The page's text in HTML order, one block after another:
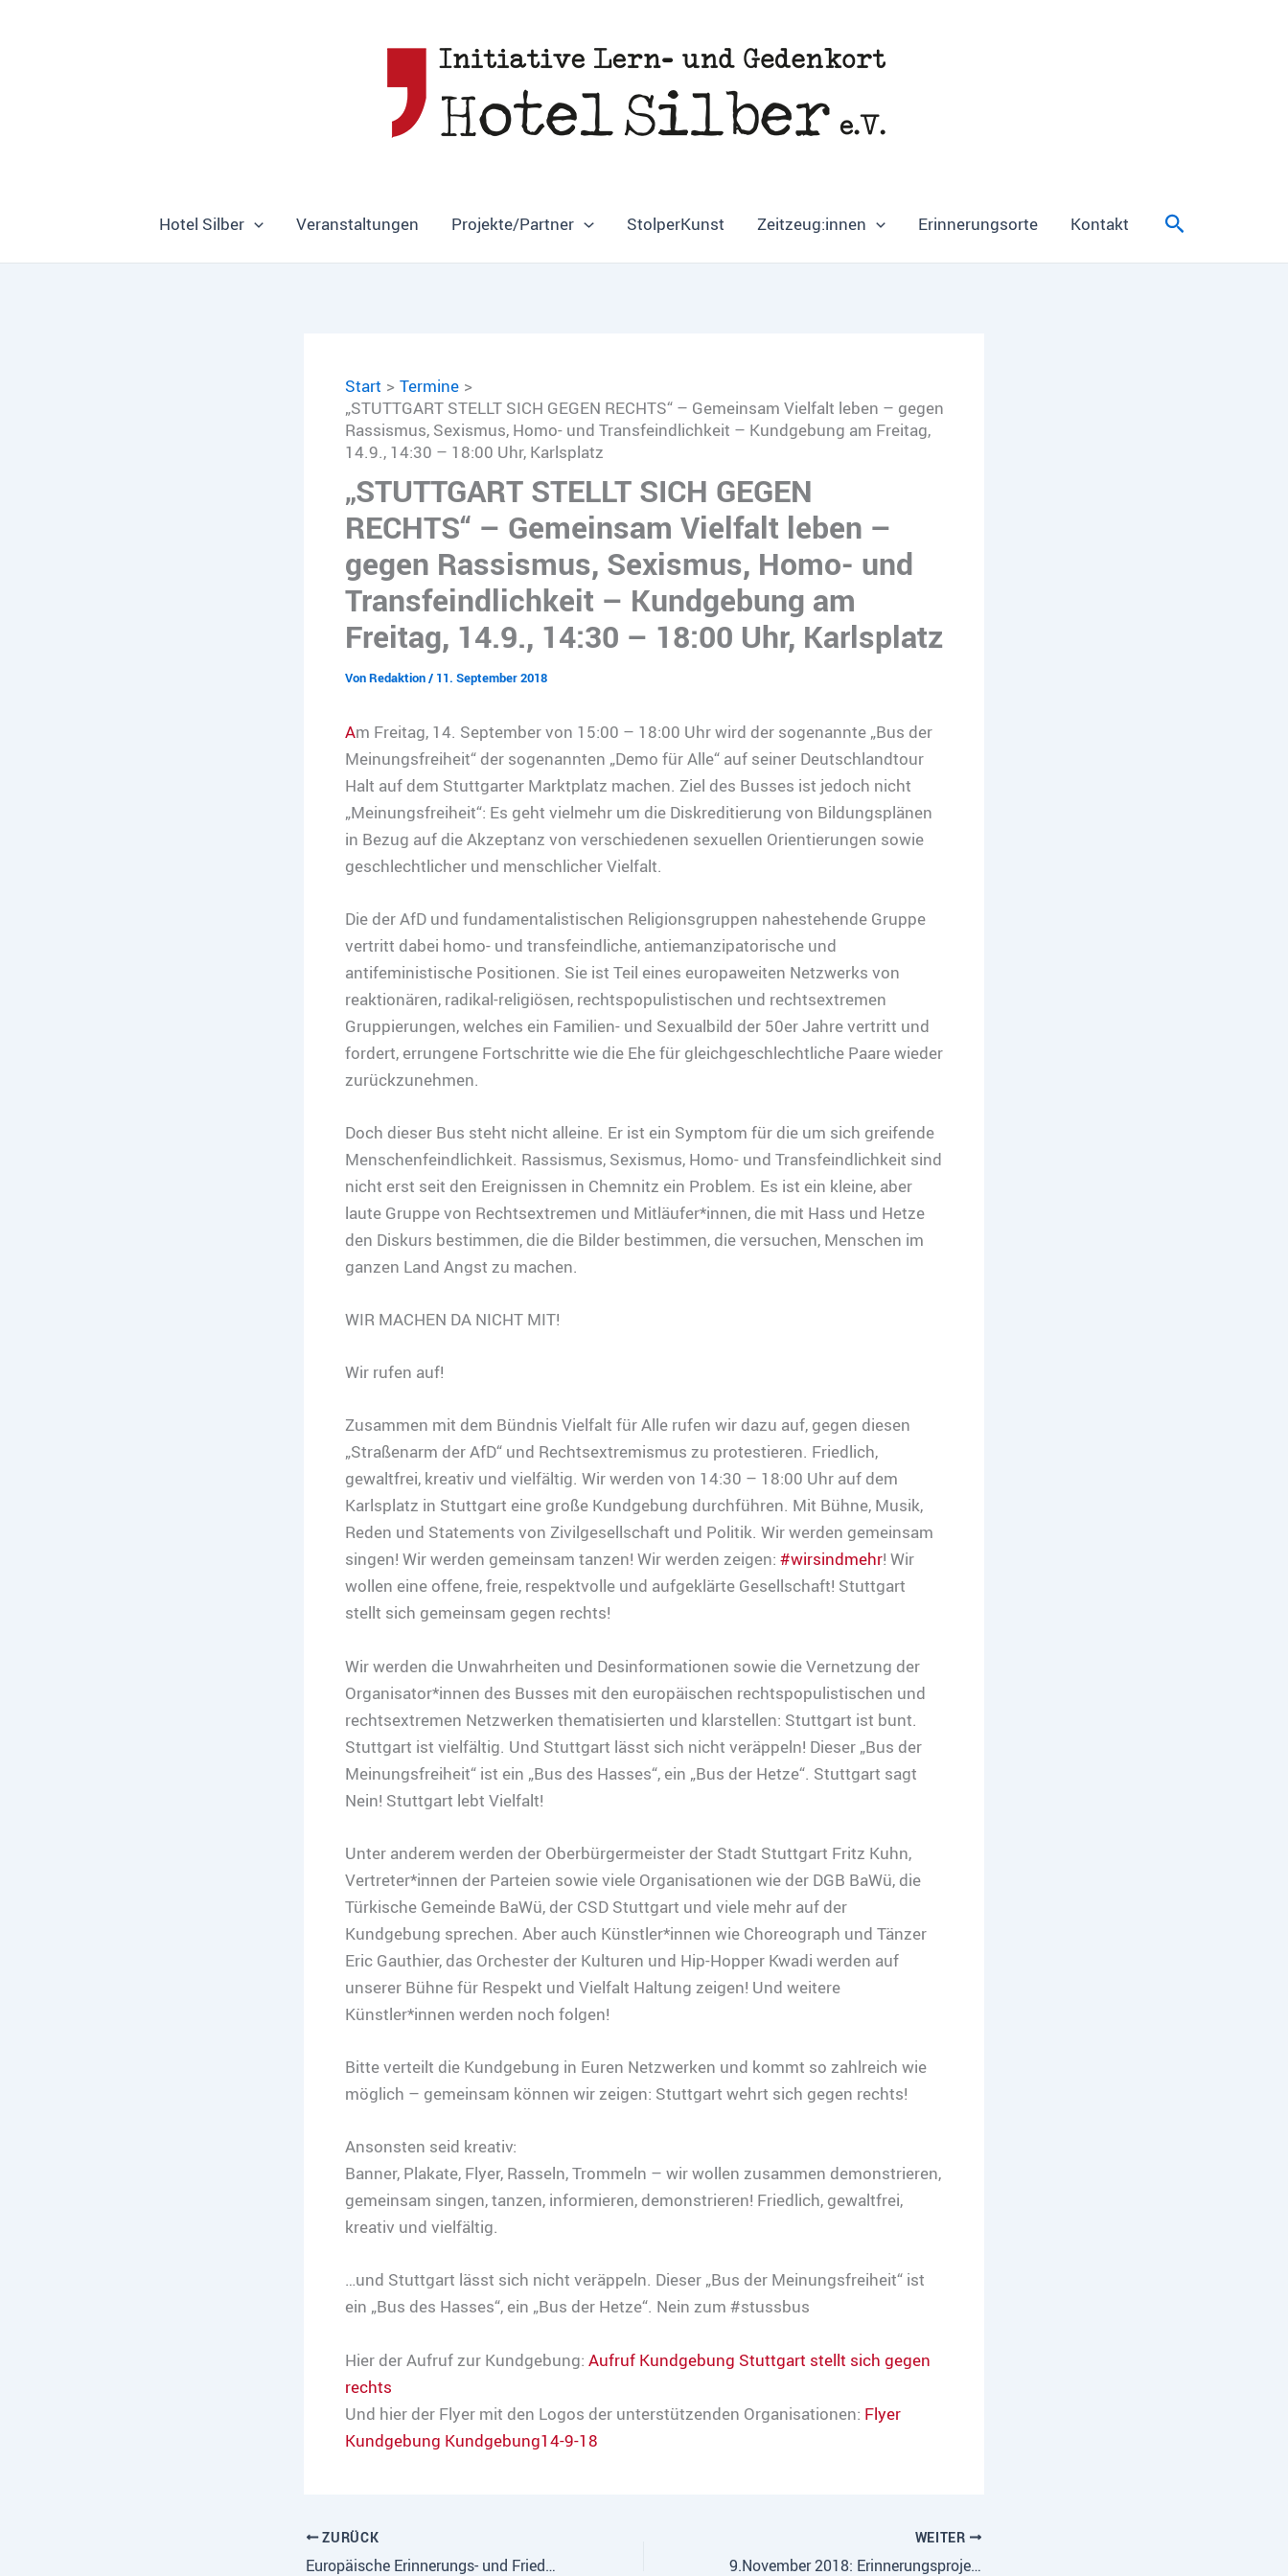
Hotel Silber Veranstaltungen Projekte/Partner StolperKunst Zeitzeug:innen Erinnerungsorte Kontakt Suchen
Start
Termine
„STUTTGART STELLT SICH GEGEN RECHTS“ – Gemeinsam Vielfalt leben – gegen
Rassismus, Sexismus, Homo- und Transfeindlichkeit – Kundgebung am Freitag,
14.9., 14:30 – 18:00 Uhr, Karlsplatz
„STUTTGART STELLT SICH GEGEN
RECHTS“ – Gemeinsam Vielfalt leben –
gegen Rassismus, Sexismus, Homo- und
Transfeindlichkeit – Kundgebung am
Freitag, 14.9., 14:30 – 18:00 Uhr, Karlsplatz
VonRedaktion/ 11. September 2018
Am Freitag, 14. September von 15:00 – 18:00 Uhr wird der sogenannte „Bus der
Meinungsfreiheit“ der sogenannten „Demo für Alle“ auf seiner Deutschlandtour
Halt auf dem Stuttgarter Marktplatz machen. Ziel des Busses ist jedoch nicht
„Meinungsfreiheit“: Es geht vielmehr um die Diskreditierung von Bildungsplänen
in Bezug auf die Akzeptanz von verschiedenen sexuellen Orientierungen sowie
geschlechtlicher und menschlicher Vielfalt.
Die der AfD und fundamentalistischen Religionsgruppen nahestehende Gruppe
vertritt dabei homo- und transfeindliche, antiemanzipatorische und
antifeministische Positionen. Sie ist Teil eines europaweiten Netzwerks von
reaktionären, radikal-religiösen, rechtspopulistischen und rechtsextremen
Gruppierungen, welches ein Familien- und Sexualbild der 50er Jahre vertritt und
fordert, errungene Fortschritte wie die Ehe für gleichgeschlechtliche Paare wieder
zurückzunehmen.
Doch dieser Bus steht nicht alleine. Er ist ein Symptom für die um sich greifende
Menschenfeindlichkeit. Rassismus, Sexismus, Homo- und Transfeindlichkeit sind
nicht erst seit den Ereignissen in Chemnitz ein Problem. Es ist ein kleine, aber
laute Gruppe von Rechtsextremen und Mitläufer*innen, die mit Hass und Hetze
den Diskurs bestimmen, die die Bilder bestimmen, die versuchen, Menschen im
ganzen Land Angst zu machen.
WIR MACHEN DA NICHT MIT!
Wir rufen auf!
Zusammen mit dem Bündnis Vielfalt für Alle rufen wir dazu auf, gegen diesen
„Straßenarm der AfD“ und Rechtsextremismus zu protestieren. Friedlich,
gewaltfrei, kreativ und vielfältig. Wir werden von 14:30 – 18:00 Uhr auf dem
Karlsplatz in Stuttgart eine große Kundgebung durchführen. Mit Bühne, Musik,
Reden und Statements von Zivilgesellschaft und Politik. Wir werden gemeinsam
singen! Wir werden gemeinsam tanzen! Wir werden zeigen: #wirsindmehr! Wir
wollen eine offene, freie, respektvolle und aufgeklärte Gesellschaft! Stuttgart
stellt sich gemeinsam gegen rechts!
Wir werden die Unwahrheiten und Desinformationen sowie die Vernetzung der
Organisator*innen des Busses mit den europäischen rechtspopulistischen und
rechtsextremen Netzwerken thematisierten und klarstellen: Stuttgart ist bunt.
Stuttgart ist vielfältig. Und Stuttgart lässt sich nicht veräppeln! Dieser „Bus der
Meinungsfreiheit“ ist ein „Bus des Hasses“, ein „Bus der Hetze“. Stuttgart sagt
Nein! Stuttgart lebt Vielfalt!
Unter anderem werden der Oberbürgermeister der Stadt Stuttgart Fritz Kuhn,
Vertreter*innen der Parteien sowie viele Organisationen wie der DGB BaWü, die
Türkische Gemeinde BaWü, der CSD Stuttgart und viele mehr auf der
Kundgebung sprechen. Aber auch Künstler*innen wie Choreograph und Tänzer
Eric Gauthier, das Orchester der Kulturen und Hip-Hopper Kwadi werden auf
unserer Bühne für Respekt und Vielfalt Haltung zeigen! Und weitere
Künstler*innen werden noch folgen!
Bitte verteilt die Kundgebung in Euren Netzwerken und kommt so zahlreich wie
möglich – gemeinsam können wir zeigen: Stuttgart wehrt sich gegen rechts!
Ansonsten seid kreativ:
Banner, Plakate, Flyer, Rasseln, Trommeln – wir wollen zusammen demonstrieren,
gemeinsam singen, tanzen, informieren, demonstrieren! Friedlich, gewaltfrei,
kreativ und vielfältig.
…und Stuttgart lässt sich nicht veräppeln. Dieser „Bus der Meinungsfreiheit“ ist
ein „Bus des Hasses“, ein „Bus der Hetze“. Nein zum #stussbus
Hier der Aufruf zur Kundgebung: Aufruf Kundgebung Stuttgart stellt sich gegen
rechts
Und hier der Flyer mit den Logos der unterstützenden Organisationen: Flyer
Kundgebung Kundgebung14-9-18
ZURÜCK
Europäische Erinnerungs- und Friedensarbeit in Sant’Anna di Stazzema: unser deutsch-italienisches Workcamp 2018
WEITER
9.November 2018: Erinnerungsprojekt zum 80. Jahrestag der Pogromnacht am 9.11.1938